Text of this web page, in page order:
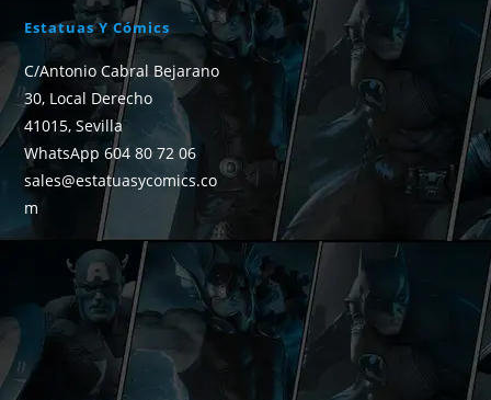
Estatuas Y Cómics
C/Antonio Cabral Bejarano
30, Local Derecho
41015, Sevilla
WhatsApp 604 80 72 06
sales@estatuasycomics.co
m